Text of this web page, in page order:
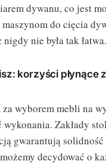
dywanu, co jest
do cięcia
nie była tak łatwa.
korzyści płynące
za wyborem mebli na
Zakłady
gwarantują solidność
decydować o